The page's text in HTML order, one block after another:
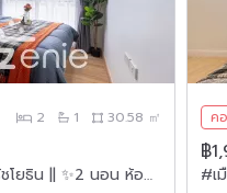
2 1 30.58 ㎡
🔥ห้องเดียวใน #รัชโยธิน || ✨2 นอน ห้องใหญ่ || 💵ผ่อนเพียง 7,xxx || 🚈ใกล้ BTS เสนานิคม || 5 นาที เมอเจอร์รัชโยธิน || 🛍️ เฟอร์ครบ พร้อมเข้าอยู่
ค
฿